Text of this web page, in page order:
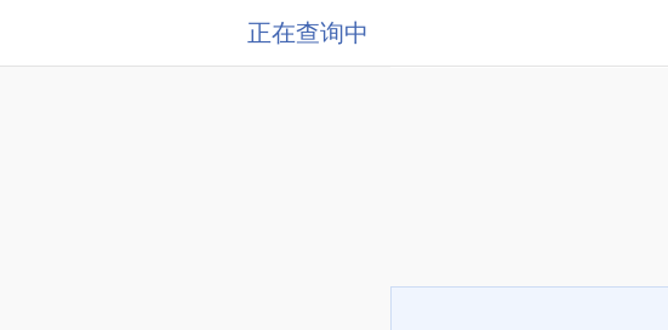
正在查询中